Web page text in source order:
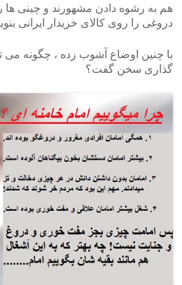
هم به رشوه دادن مشهورند و چینی ها
دروغی را روی کالای خریدار ایرانی
با چنین اوضاع آشوب زده ، چگونه می
گذاری سخن گفت؟